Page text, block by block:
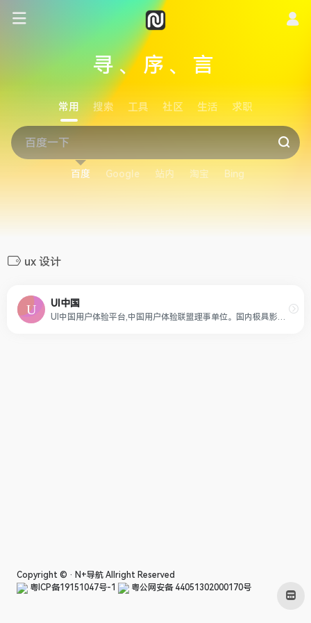
寻、序、言
常用 搜索 工具 社区 生活 求职
百度 Google 站内 淘宝 Bing
ux 设计
UI中国
Copyright © · N+导航 Allright Reserved
粤ICP备19151047号-1
粤公网安备 44051302000170号